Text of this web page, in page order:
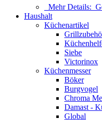
Mehr Details:
Haushalt
Küchenartikel
Siebe
Victorinox
Küchenmesser
Böker
Burgvogel
Chroma
Damast -
Global